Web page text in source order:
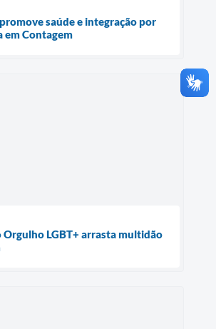
saúde e integração por
em Contagem
Orgulho LGBT+ arrasta multidão